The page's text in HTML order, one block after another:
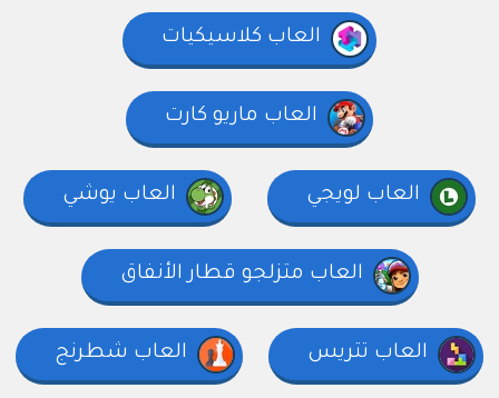
العاب كلاسيكيات
العاب ماريو كارت
العاب لويجي العاب يوشي
العاب متزلجو قطار الأنفاق
العاب تتريس العاب شطرنج